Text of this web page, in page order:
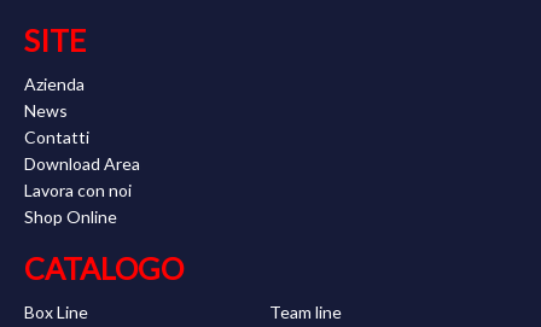
SITE
Azienda
News
Contatti
Download Area
Lavora con noi
Shop Online
CATALOGO
Box Line
Team line